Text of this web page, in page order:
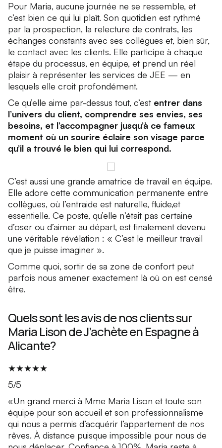
Pour Maria, aucune journée ne se ressemble, et
c’est bien ce qui lui plaît. Son quotidien est rythmé
par la prospection, la relecture de contrats, les
échanges constants avec ses collègues et, bien sûr,
le contact avec les clients. Elle participe à chaque
étape du processus, en équipe, et prend un réel
plaisir à représenter les services de JEE — en
lesquels elle croit profondément.
Ce qu’elle aime par-dessus tout, c’est entrer dans
l’univers du client, comprendre ses envies, ses
besoins, et l’accompagner jusqu’à ce fameux
moment où un sourire éclaire son visage parce
qu’il a trouvé le bien qui lui correspond.
C’est aussi une grande amatrice de travail en équipe.
Elle adore cette communication permanente entre
collègues, où l’entraide est naturelle, fluide,et
essentielle. Ce poste, qu’elle n’était pas certaine
d’oser ou d’aimer au départ, est finalement devenu
une véritable révélation : « C’est le meilleur travail
que je puisse imaginer ».
Comme quoi, sortir de sa zone de confort peut
parfois nous amener exactement là où on est censé
être.
Quels sont les avis de nos clients sur
Maria Lison de J’achète en Espagne à
Alicante?
★★★★★
5/5
«Un grand merci à Mme Maria Lison et toute son
équipe pour son accueil et son professionnalisme
qui nous a permis d’acquérir l’appartement de nos
rêves. À distance puisque impossible pour nous de